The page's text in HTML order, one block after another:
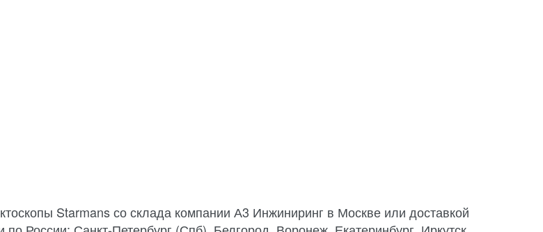
Starmans со склада компании А3 Инжиниринг в Москве или доставкой